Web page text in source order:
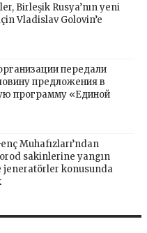
Birleşik Rusya’nın yeni
Vladislav Golovin’e
передали
предложения в
программу «Единой
Muhafızları’ndan
sakinlerine yangın
jeneratörler konusunda